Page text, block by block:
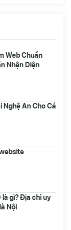
Web Chuẩn
Nhận Diện
Nghệ An Cho Cá
là gì? Địa chỉ uy
Nội